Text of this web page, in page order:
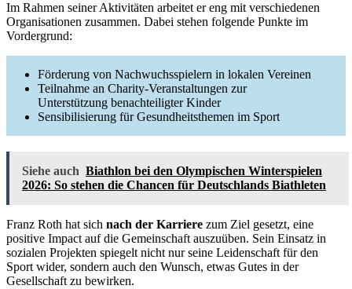
Im Rahmen seiner Aktivitäten arbeitet er eng mit verschiedenen
Organisationen zusammen. Dabei stehen folgende Punkte im
Vordergrund:
Förderung von Nachwuchsspielern in lokalen Vereinen
Teilnahme an Charity-Veranstaltungen zur
Unterstützung benachteiligter Kinder
Sensibilisierung für Gesundheitsthemen im Sport
Siehe auch Biathlon bei den Olympischen Winterspielen
2026: So stehen die Chancen für Deutschlands Biathleten
Franz Roth hat sich nach der Karriere zum Ziel gesetzt, eine
positive Impact auf die Gemeinschaft auszuüben. Sein Einsatz in
sozialen Projekten spiegelt nicht nur seine Leidenschaft für den
Sport wider, sondern auch den Wunsch, etwas Gutes in der
Gesellschaft zu bewirken.